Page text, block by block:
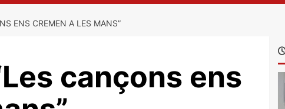
ENS CREMEN A LES MANS”
cançons ens